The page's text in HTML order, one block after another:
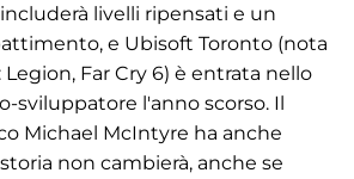
livelli ripensati e un
e Ubisoft Toronto (nota
Far Cry 6) è entrata nello
sviluppatore l'anno scorso. Il
Michael McIntyre ha anche
non cambierà, anche se